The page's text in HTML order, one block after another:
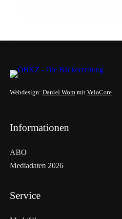
Webdesign: Daniel Wom mit VeloCore
Informationen
ABO
Mediadaten 2026
Service